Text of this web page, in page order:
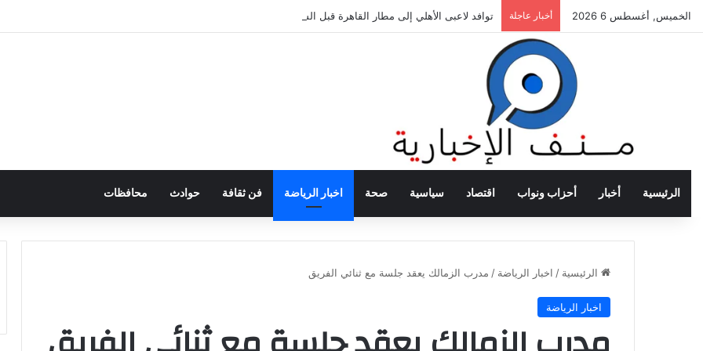
الخميس, أغسطس 6 2026 أخبار عاجلة توافد لاعبى الأهلي إلى مطار القاهرة قبل السفر إلى إسبانيا| صور
الرئيسية أخبار أحزاب ونواب اقتصاد سياسية صحة اخبار الرياضة فن ثقافة حوادث محافظات
الرئيسية / اخبار الرياضة / مدرب الزمالك يعقد جلسة مع ثنائي الفريق
اخبار الرياضة